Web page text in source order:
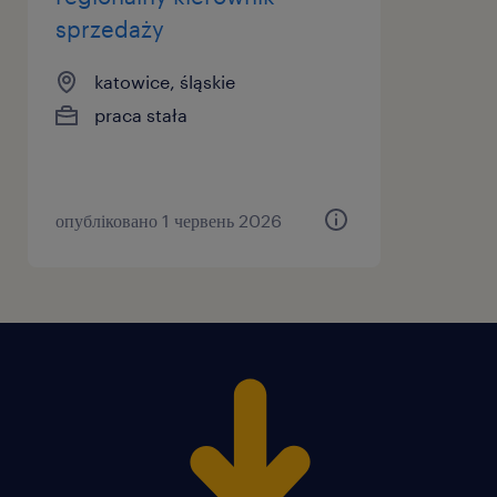
inżynierskiego.
• Umiejętności zarządzania projektami i
wyznaczania priorytetów.
i rozwiązań.
• Umiejętności sprzedażowych i
• Aktywnego prawa jazdy kat. B oraz
sprzedaży
katowice, śląskie
praca stała
опубліковано 1 червень 2026